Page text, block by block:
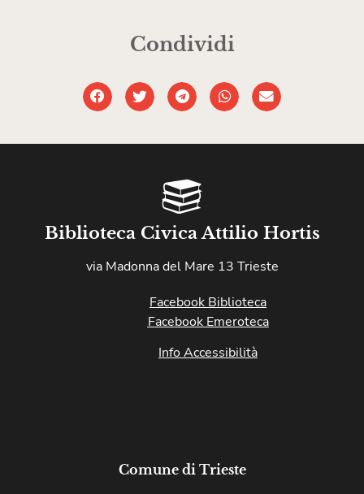
Condividi
Biblioteca Civica Attilio Hortis
via Madonna del Mare 13 Trieste
Facebook Biblioteca
Facebook Emeroteca
Info Accessibilità
Comune di Trieste